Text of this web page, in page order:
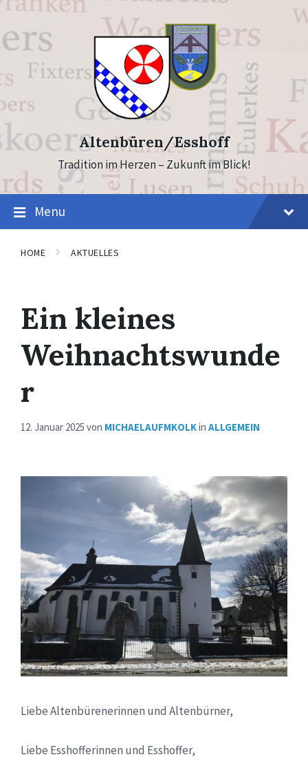
Skip
content
Skip
footer
Altenbüren/Esshoff
Tradition im Herzen – Zukunft im Blick!
Menu
HOME AKTUELLES
Ein kleines
Weihnachtswunde
r
12. Januar 2025 von MICHAELAUFMKOLKin ALLGEMEIN
Liebe Altenbürenerinnen und Altenbürner,
Liebe Esshofferinnen und Esshoffer,